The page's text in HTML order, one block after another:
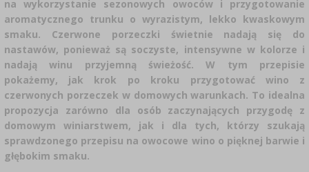
SUBSTANCJE ŻELUJĄCE DŻEMY
ZESTAWY SERWOWARSKIE
DEKORACJE CUKIERNICZE I PRODUKTY DO
PIECZENIA
›
GARNKI I FORMY RZYMSKIE
MASZYNKI DO MIELENIA
PAKOWANIE PRÓŻNIOWE ›
AKCESORIA DO PEKLOWANIA ›
DROŻDŻE WINIARSKIE
ŚRODKI DODATKOWE ›
PRASY
ROZDRABNIARKI
DODATKI AROMATYZUJĄCE I PRZYPRAWY
LITERATURA
WĘDZENIE I GRILLOWANIE
KULTURY BAKTERII
RURKI FERMENTACYJNE
AKCESORIA PIWOWARSKIE
KAPSLE
KAPSLOWNICE
BECZKI I WORKI ›
KAMIONKA
SOKOWNIKI
BUTELKI
SZYBKOWARY
ZACISKARKI
GĄSIORY ›
BUTELKI ›
ZAKRĘTKI
DOMKI I KARMNIKI
WĘDZARNIE I HAKI ›
GRILLOWANIE
NACZYNIA ŻELIWNE
PALENISKA
na wykorzystanie sezonowych owoców i przygotowanie
aromatycznego trunku o wyrazistym, lekko kwaskowym
smaku. Czerwone porzeczki świetnie nadają się do
nastawów, ponieważ są soczyste, intensywne w kolorze i
nadają winu przyjemną świeżość. W tym przepisie
pokażemy, jak krok po kroku przygotować wino z
czerwonych porzeczek w domowych warunkach. To idealna
propozycja zarówno dla osób zaczynających przygodę z
domowym winiarstwem, jak i dla tych, którzy szukają
sprawdzonego przepisu na owocowe wino o pięknej barwie i
głębokim smaku.